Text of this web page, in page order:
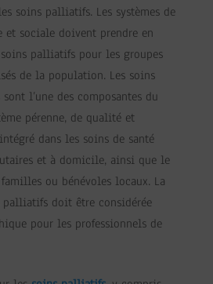
soins palliatifs. Les systèmes de
sociale doivent prendre en
palliatifs pour les groupes
de la population. Les soins
l’une des composantes du
pérenne, de qualité et
dans les soins de santé
et à domicile, ainsi que le
ou bénévoles locaux. La
palliatifs doit être considérée
pour les professionnels de